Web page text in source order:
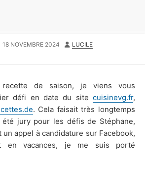
LAST
18 NOVEMBRE 2024 AUTHOR
LUCILE
de saison, je viens vous
défi en date du site cuisinevg.fr,
. Cela faisait très longtemps
été jury pour les défis de Stéphane,
un appel à candidature sur Facebook,
en vacances, je me suis porté